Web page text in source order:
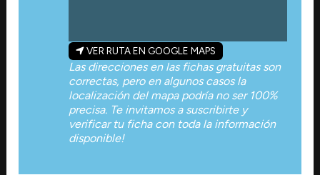
VER RUTA EN GOOGLE MAPS
Las direcciones en las fichas gratuitas son
correctas, pero en algunos casos la
localización del mapa podría no ser 100%
precisa. Te invitamos a suscribirte y
verificar tu ficha con toda la información
disponible!